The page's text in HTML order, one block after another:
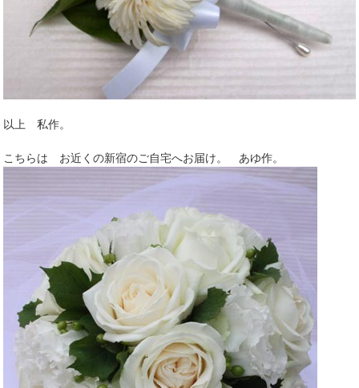
以上 私作。
こちらは お近くの新宿のご自宅へお届け。 あゆ作。